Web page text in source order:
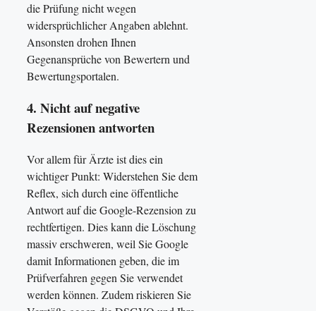
die Prüfung nicht wegen
widersprüchlicher Angaben ablehnt.
Ansonsten drohen Ihnen
Gegenansprüche von Bewertern und
Bewertungsportalen.
4. Nicht auf negative
Rezensionen antworten
Vor allem für Ärzte ist dies ein
wichtiger Punkt: Widerstehen Sie dem
Reflex, sich durch eine öffentliche
Antwort auf die Google-Rezension zu
rechtfertigen. Dies kann die Löschung
massiv erschweren, weil Sie Google
damit Informationen geben, die im
Prüfverfahren gegen Sie verwendet
werden können. Zudem riskieren Sie